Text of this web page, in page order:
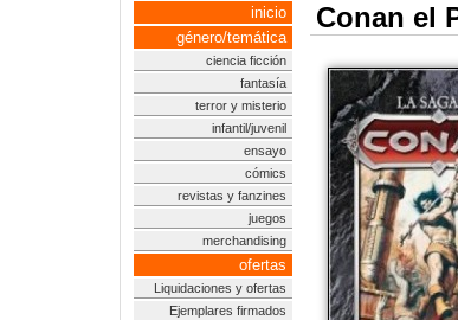
inicio
género/temática
ciencia ficción
fantasía
terror y misterio
infantil/juvenil
ensayo
cómics
revistas y fanzines
juegos
merchandising
ofertas
Liquidaciones y ofertas
Ejemplares firmados
Conan el